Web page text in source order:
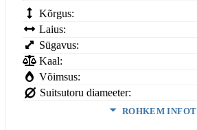
Kõrgus:
Laius:
Sügavus:
Kaal:
Võimsus:
Suitsutoru diameeter:
ROHKEM INFOT